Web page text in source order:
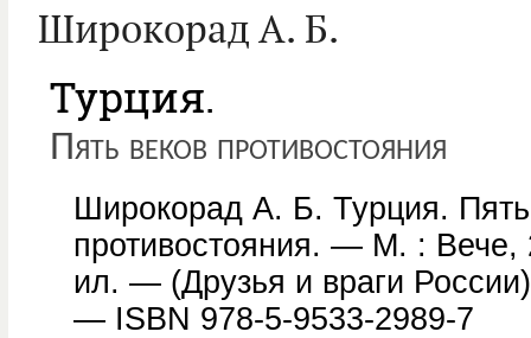
Широкорад А. Б.
Турция.
Пять веков противостояния
Широкорад А. Б. Турция. Пять
противостояния. — М. :
ил. — (Друзья и враги
— ISBN 978-5-9533-2989-7